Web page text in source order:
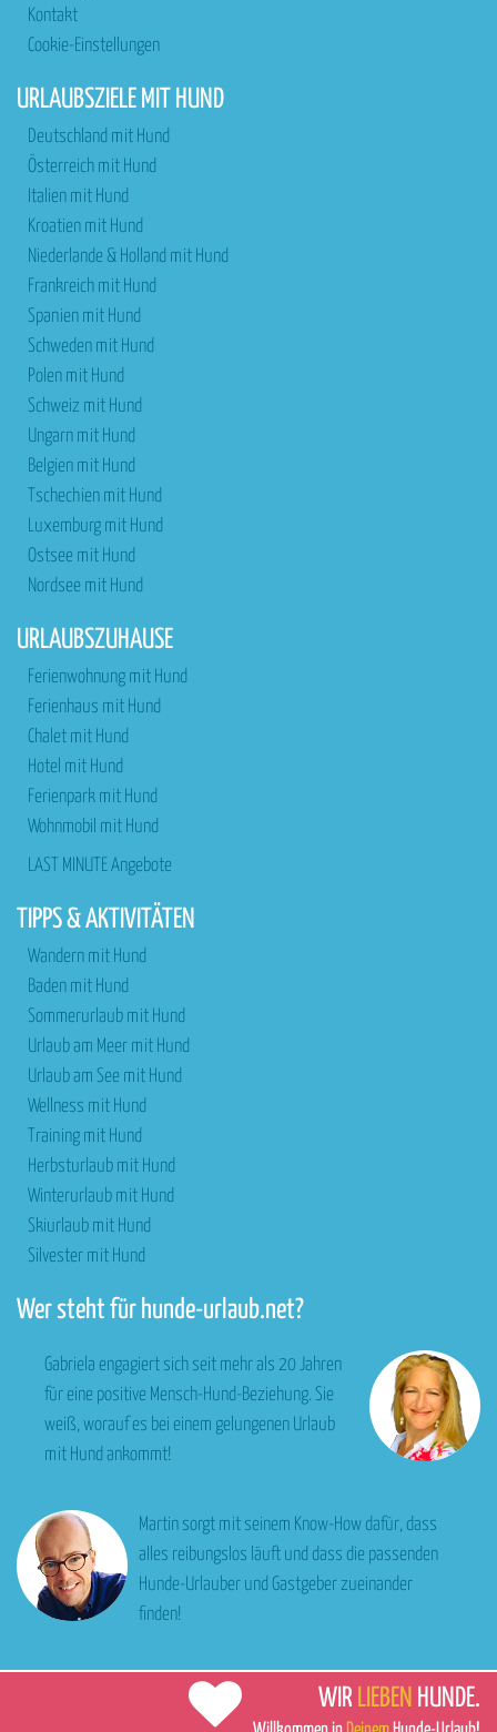
Kontakt
Cookie-Einstellungen
URLAUBSZIELE MIT HUND
Deutschland mit Hund
Österreich mit Hund
Italien mit Hund
Kroatien mit Hund
Niederlande & Holland mit Hund
Frankreich mit Hund
Spanien mit Hund
Schweden mit Hund
Polen mit Hund
Schweiz mit Hund
Ungarn mit Hund
Belgien mit Hund
Tschechien mit Hund
Luxemburg mit Hund
Ostsee mit Hund
Nordsee mit Hund
URLAUBSZUHAUSE
Ferienwohnung mit Hund
Ferienhaus mit Hund
Chalet mit Hund
Hotel mit Hund
Ferienpark mit Hund
Wohnmobil mit Hund
LAST MINUTE Angebote
TIPPS & AKTIVITÄTEN
Wandern mit Hund
Baden mit Hund
Sommerurlaub mit Hund
Urlaub am Meer mit Hund
Urlaub am See mit Hund
Wellness mit Hund
Training mit Hund
Herbsturlaub mit Hund
Winterurlaub mit Hund
Skiurlaub mit Hund
Silvester mit Hund
Wer steht für hunde-urlaub.net?
Gabriela engagiert sich seit mehr als 20 Jahren
für eine positive Mensch-Hund-Beziehung. Sie
weiß, worauf es bei einem gelungenen Urlaub
mit Hund ankommt!
Martin sorgt mit seinem Know-How dafür, dass
alles reibungslos läuft und dass die passenden
Hunde-Urlauber und Gastgeber zueinander
finden!
WIR LIEBEN HUNDE.